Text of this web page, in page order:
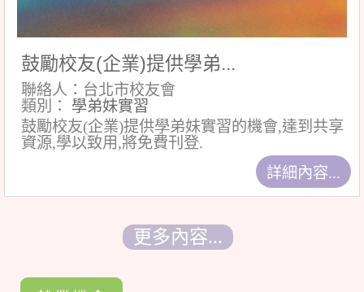
詳細內容...
鼓勵校友(企業)提供學弟...
聯絡人：台北市校友會
類別：
學弟妹實習
鼓勵校友(企業)提供學弟妹實習的機會,達到共享
資源,學以致用,將免費刊登.
更多內容...